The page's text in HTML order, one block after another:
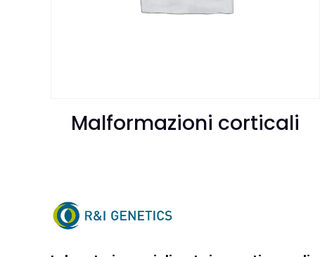
Malformazioni corticali